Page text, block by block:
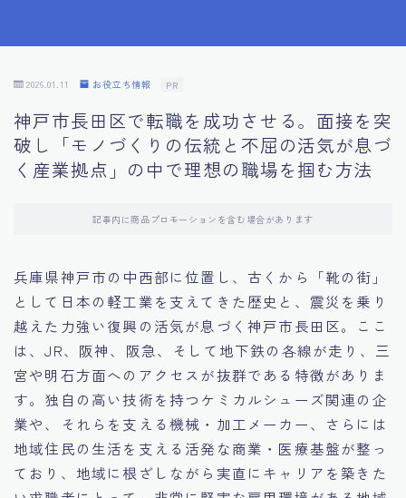
10.フィードバックを活用する方法
11.オンライン面接の成功への鍵
12.転職先企業の文化を深く理解する
14.キャリアアップのための面接戦略
15.職場適応力をアピールする方法
16.エージェントと良好な関係を築く方法
17.面接でブランクを効果的に伝える方法
18.転職後の職場に適応するためのヒント
2026.01.11 お役立ち情報 PR
神戸市長田区で転職を成功させる。面接を突
破し「モノづくりの伝統と不屈の活気が息づ
く産業拠点」の中で理想の職場を掴む方法
記事内に商品プロモーションを含む場合があります
兵庫県神戸市の中西部に位置し、古くから「靴の街」
として日本の軽工業を支えてきた歴史と、震災を乗り
越えた力強い復興の活気が息づく神戸市長田区。ここ
は、JR、阪神、阪急、そして地下鉄の各線が走り、三
宮や明石方面へのアクセスが抜群である特徴がありま
す。独自の高い技術を持つケミカルシューズ関連の企
業や、それらを支える機械・加工メーカー、さらには
地域住民の生活を支える活発な商業・医療基盤が整っ
ており、地域に根ざしながら実直にキャリアを築きた